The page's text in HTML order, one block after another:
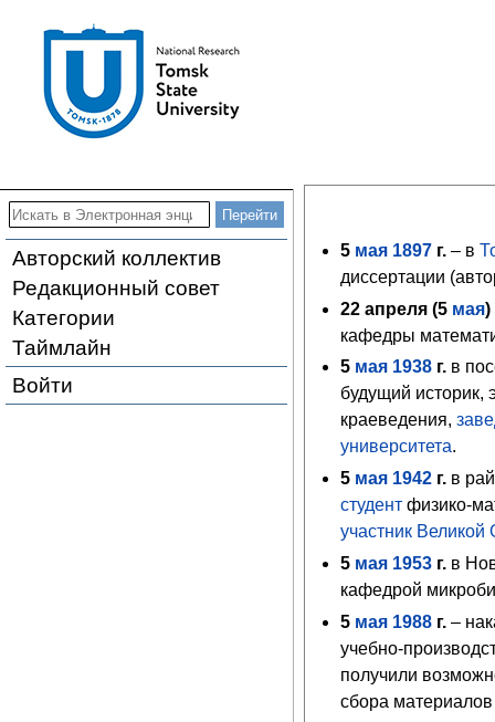
Авторский коллектив
Редакционный совет
Категории
Таймлайн
Войти
5 мая 1897 г. – в
диссертации
22 апреля (5 мая)
кафедры
5 мая 1938 г. в
будущий историк,
краеведения,
университета.
5 мая 1942 г. в
студент физико-
участник
5 мая 1953 г. в
кафедрой
5 мая 1988 г. –
учебно-
получили
сбора